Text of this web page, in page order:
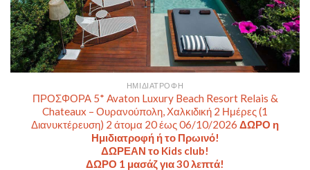
ΗΜΙΔΙΑΤΡΟΦΉ
ΠΡΟΣΦΟΡΑ 5* Avaton Luxury Beach Resort Relais &
Chateaux – Ουρανούπολη, Χαλκιδική 2 Ημέρες (1
Διανυκτέρευση) 2 άτομα 20 έως 06/10/2026 ΔΩΡΟ η
Ημιδιατροφή ή το Πρωινό!
ΔΩΡΕΑΝ το Kids club!
ΔΩΡΟ 1 μασάζ για 30 λεπτά!